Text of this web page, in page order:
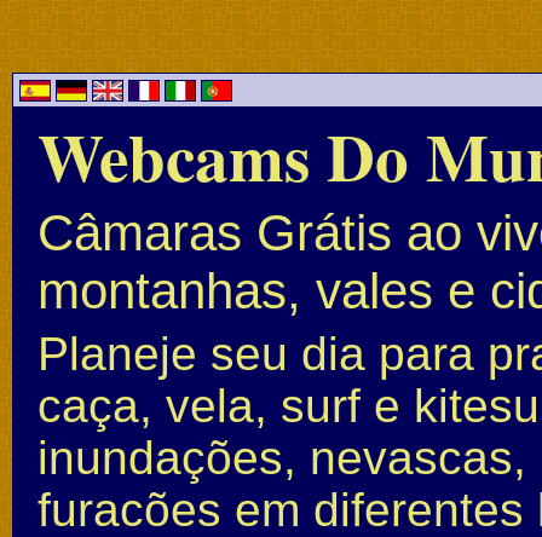
Webcams Do
Câmaras Grátis ao
montanhas, vales e
Planeje seu dia para
caça, vela, surf e
inundações,
furacões em